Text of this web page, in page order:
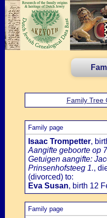
Family Tree
Family page
Isaac Trompetter,
Aangifte geboorte op
Getuigen aangifte:
Prinsenhofsteeg 1.,
(divorced) to:
Eva Susan, birth 12
Family page